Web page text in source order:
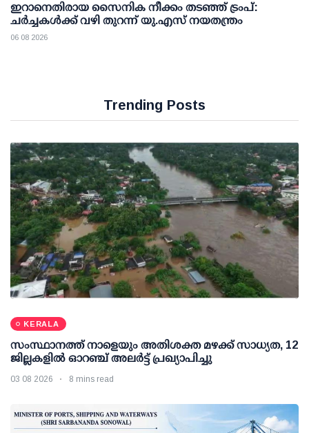
ഇറാനെതിരായ സൈനിക നീക്കം തടഞ്ഞ് ട്രംപ്:
ചര്‍ച്ചകള്‍ക്ക് വഴി തുറന്ന് യു.എസ് നയതന്ത്രം
06 08 2026
Trending Posts
KERALA
സംസ്ഥാനത്ത് നാളെയും അതിശക്ത മഴക്ക് സാധ്യത, 12
ജില്ലകളിൽ ഓറഞ്ച് അലർട്ട് പ്രഖ്യാപിച്ചു
03 08 2026 8 mins read